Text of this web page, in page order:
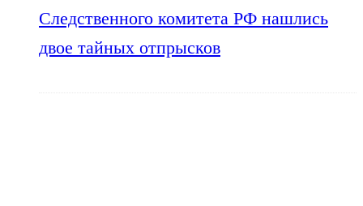
Следственного комитета РФ нашлись
двое тайных отпрысков